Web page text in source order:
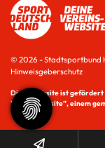
© 2026 - Stadtsportbund
Hinweisgeberschutz
Diese Website ist
Vereinswebsite”, einem